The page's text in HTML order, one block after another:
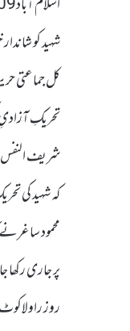
شہید کو
کل جماعتی
تحریکِ آزادیِ
شریف النفس
کہ شہید کی
محمود ساغر
پر جاری رکھا
روز راولاکوٹ